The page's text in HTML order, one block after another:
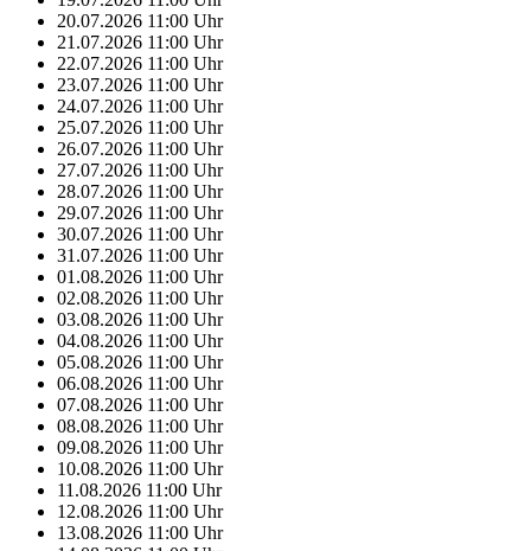
20.07.2026 11:00 Uhr
21.07.2026 11:00 Uhr
22.07.2026 11:00 Uhr
23.07.2026 11:00 Uhr
24.07.2026 11:00 Uhr
25.07.2026 11:00 Uhr
26.07.2026 11:00 Uhr
27.07.2026 11:00 Uhr
28.07.2026 11:00 Uhr
29.07.2026 11:00 Uhr
30.07.2026 11:00 Uhr
31.07.2026 11:00 Uhr
01.08.2026 11:00 Uhr
02.08.2026 11:00 Uhr
03.08.2026 11:00 Uhr
04.08.2026 11:00 Uhr
05.08.2026 11:00 Uhr
06.08.2026 11:00 Uhr
07.08.2026 11:00 Uhr
08.08.2026 11:00 Uhr
09.08.2026 11:00 Uhr
10.08.2026 11:00 Uhr
11.08.2026 11:00 Uhr
12.08.2026 11:00 Uhr
13.08.2026 11:00 Uhr